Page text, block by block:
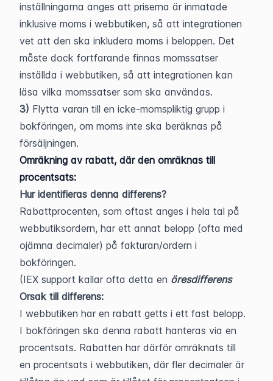
inställningarna anges att priserna är inmatade
inklusive moms i webbutiken, så att integrationen
vet att den ska inkludera moms i beloppen. Det
måste dock fortfarande finnas momssatser
inställda i webbutiken, så att integrationen kan
läsa vilka momssatser som ska användas.
3) Flytta varan till en icke-momspliktig grupp i
bokföringen, om moms inte ska beräknas på
försäljningen.
Omräkning av rabatt, där den omräknas till
procentsats:
Hur identifieras denna differens?
Rabattprocenten, som oftast anges i hela tal på
webbutiksordern, har ett annat belopp (ofta med
ojämna decimaler) på fakturan/ordern i
bokföringen.
(IEX support kallar ofta detta en öresdifferens
Orsak till differens:
I webbutiken har en rabatt getts i ett fast belopp.
I bokföringen ska denna rabatt hanteras via en
procentsats. Rabatten har därför omräknats till
en procentsats i webbutiken, där fler decimaler är